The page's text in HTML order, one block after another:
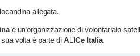
allegata.
è un’organizzazione di volontariato
sua volta è parte di ALICe Italia.